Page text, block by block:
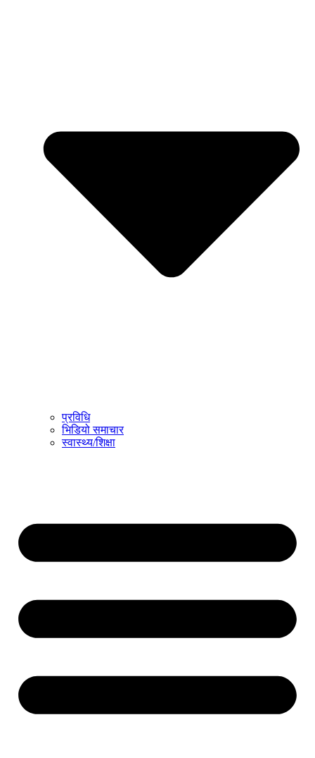
प्रविधि
भिडियो समाचार
स्वास्थ्य/शिक्षा